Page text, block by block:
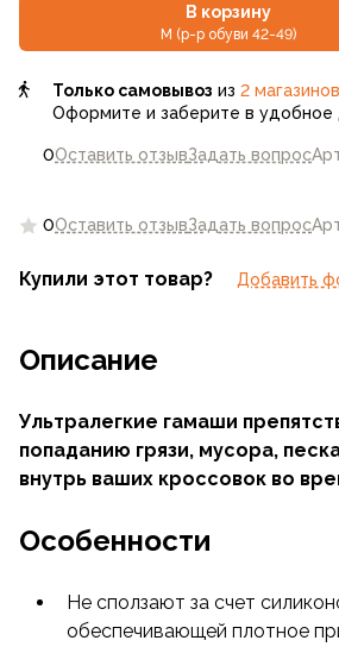
0Оставить отзывЗадать вопрос
В корзину
M (р-р обуви 42-49)
0Оставить отзывЗадать вопрос
Только самовывоз из 2 магазинов
Оформите и заберите в удобное
Купили этот товар? Добавить
Описание
Ультралегкие гамаши
попаданию грязи, мусора,
внутрь ваших кроссовок во
Особенности
Не сползают за счет
обеспечивающей плотное